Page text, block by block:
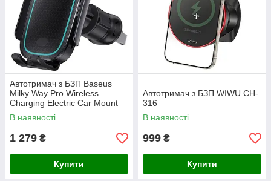
Автотримач з БЗП Baseus
Milky Way Pro Wireless
Charging Electric Car Mount
15W (C40357000111-0)
В наявності
1 279 ₴
Купити
Автотримач з БЗП WIWU CH-
316
В наявності
999 ₴
Купити